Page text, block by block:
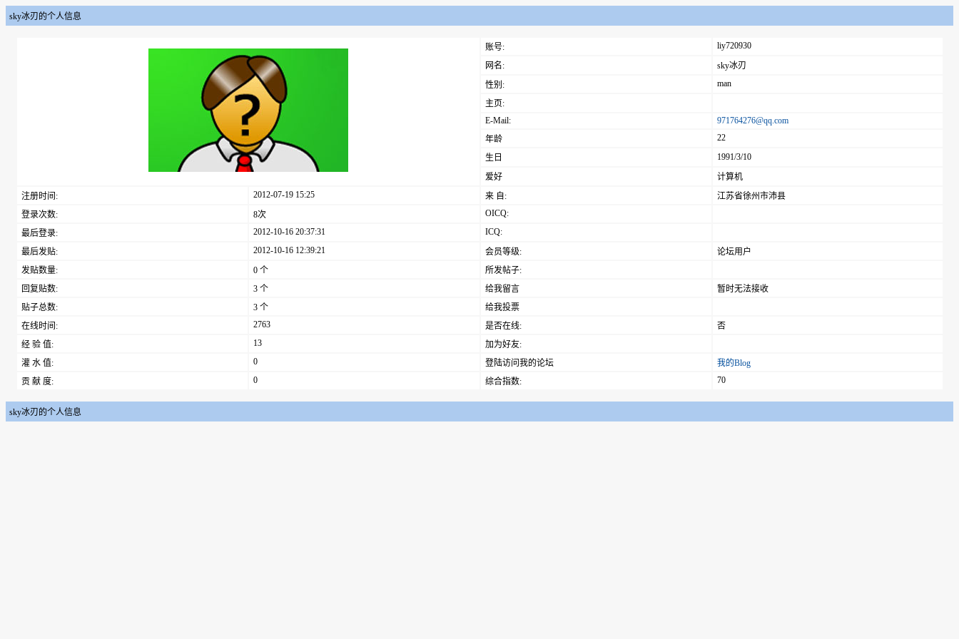
sky冰刃的个人信息
账号:
liy720930
网名:
sky冰刃
性别:
man
主页:
E-Mail:
971764276@qq.com
年龄
22
生日
1991/3/10
爱好
计算机
注册时间:
2012-07-19 15:25 来 自:
江苏省徐州市沛县
登录次数:
8次
OICQ:
最后登录:
2012-10-16 20:37:31
ICQ:
最后发贴:
2012-10-16 12:39:21 会员等级:
论坛用户
发贴数量:
0 个
所发帖子:
回复贴数:
3 个 给我留言
暂时无法接收
贴子总数:
3 个
给我投票
在线时间:
2763 是否在线:
否
经 验 值:
13
加为好友:
灌 水 值:
0 登陆访问我的论坛
我的Blog
贡 献 度:
0 综合指数: 70
sky冰刃的个人信息